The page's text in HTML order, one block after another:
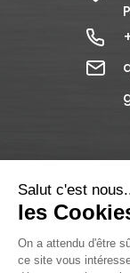
Salut c'est
les
On a attendu d'être
ce site vous